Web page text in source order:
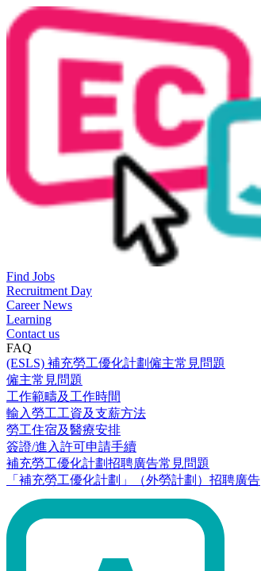
Find Jobs
Recruitment Day
Career News
Learning
Contact us
FAQ
(ESLS) 補充勞工優化計劃僱主常見問題
僱主常見問題
工作範疇及工作時間
輸入勞工工資及支薪方法
勞工住宿及醫療安排
簽證/進入許可申請手續
補充勞工優化計劃招聘廣告常見問題
「補充勞工優化計劃」（外勞計劃）招聘廣告